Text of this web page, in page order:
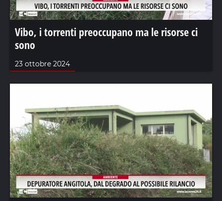
Vibo, i torrenti preoccupano ma le risorse ci
sono
23 ottobre 2024